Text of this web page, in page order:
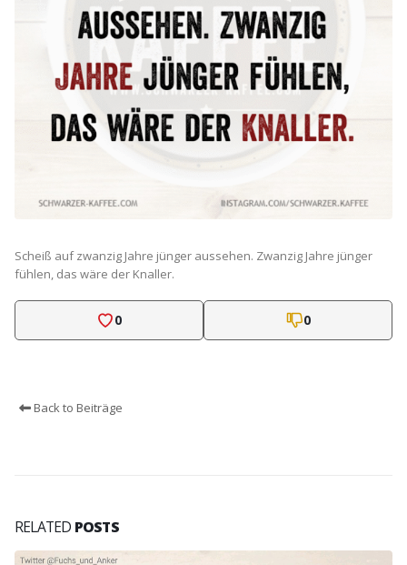
Scheiß auf zwanzig Jahre jünger aussehen. Zwanzig Jahre jünger
fühlen, das wäre der Knaller.
0 0
Back to Beiträge
RELATED POSTS